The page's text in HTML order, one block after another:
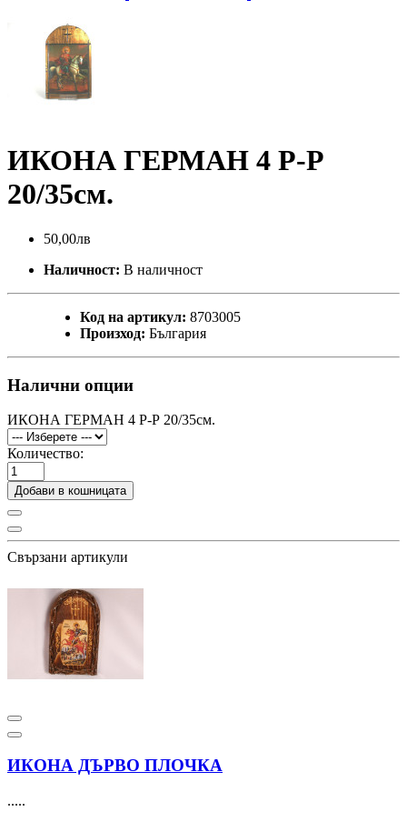
ИКОНА ГЕРМАН 4 Р-Р
20/35см.
50,00лв
Наличност: В наличност
Код на артикул: 8703005
Произход: България
Налични опции
ИКОНА ГЕРМАН 4 Р-Р 20/35см.
Количество:
Добави в кошницата
Свързани артикули
ИКОНА ДЪРВО ПЛОЧКА
.....